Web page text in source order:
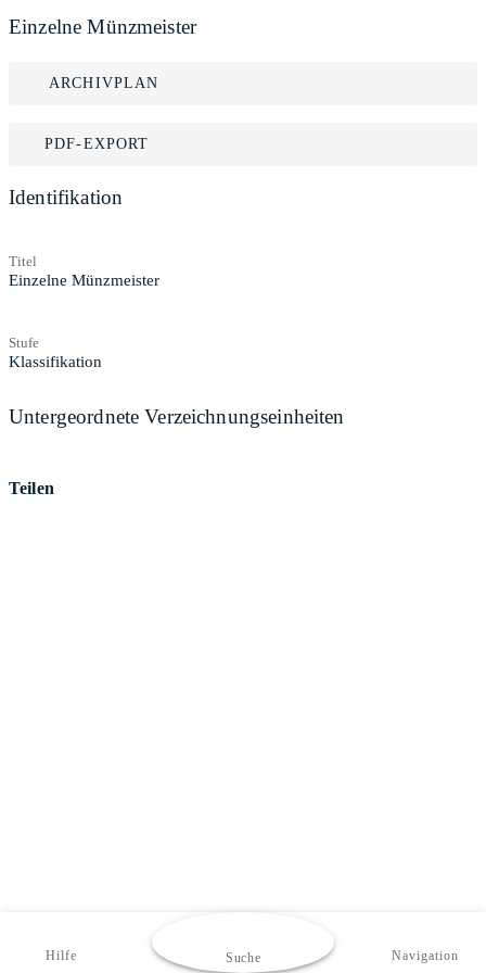
Einzelne Münzmeister
ARCHIVPLAN
PDF-EXPORT
Identifikation
Titel
Einzelne Münzmeister
Stufe
Klassifikation
Untergeordnete Verzeichnungseinheiten
Teilen
Hilfe Suche Navigation